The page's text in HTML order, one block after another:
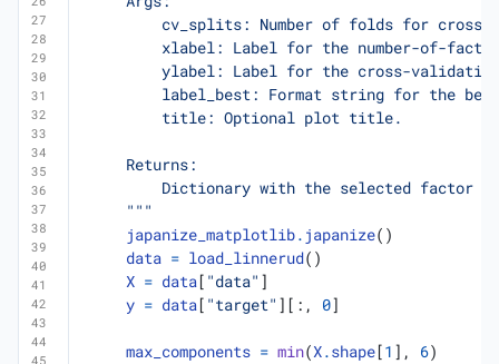
    """
japanize_matplotlib. japanize()
data = load_linnerud()
X = data [ "data" ]
y = data [ "target" ][:, 0]
max_components = min(X.shape [1 ], 6)